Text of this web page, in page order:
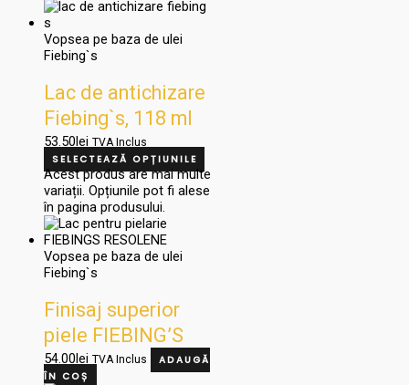
Vopsea pe baza de ulei
Fiebing`s
Lac de antichizare
Fiebing`s, 118 ml
53.50lei TVA Inclus
SELECTEAZĂ OPȚIUNILE
Acest produs are mai multe
variații. Opțiunile pot fi alese
în pagina produsului.
Vopsea pe baza de ulei
Fiebing`s
Finisaj superior
piele FIEBING’S
RESOLENE, 118ml
54.00lei TVA Inclus
ADAUGĂ
ÎN COȘ